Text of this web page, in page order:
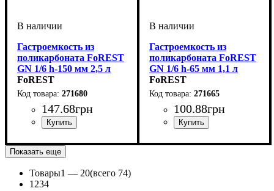
Гастроемкость из
поликарбоната FoREST
GN 1/6 h-150 мм 2,5 л
FoREST
271680
147.68грн
Гастроемкость из
поликарбоната FoREST
GN 1/6 h-65 мм 1,1 л
FoREST
271665
100.88грн
Показать еще
Товары1 — 20(всего 74)
1 234